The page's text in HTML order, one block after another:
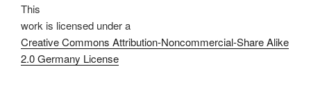
This
work is licensed under a
Creative Commons Attribution-Noncommercial-Share Alike
2.0 Germany License